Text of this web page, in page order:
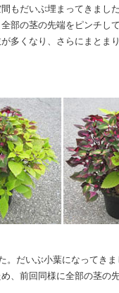
もだいぶ埋まってきました
部の茎の先端をピンチして
多くなり、さらにまとま
。だいぶ小葉になってきま
、前回同様に全部の茎の